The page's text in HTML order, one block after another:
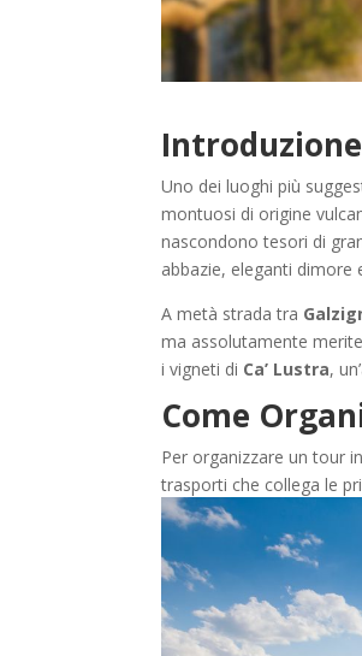
Uno dei luoghi più
montuosi di origine
nascondono tesori di
abbazie, eleganti
A metà strada tra
ma assolutamente
i vigneti di Ca’ Lustra,
Come
Per organizzare un tour
trasporti che collega le